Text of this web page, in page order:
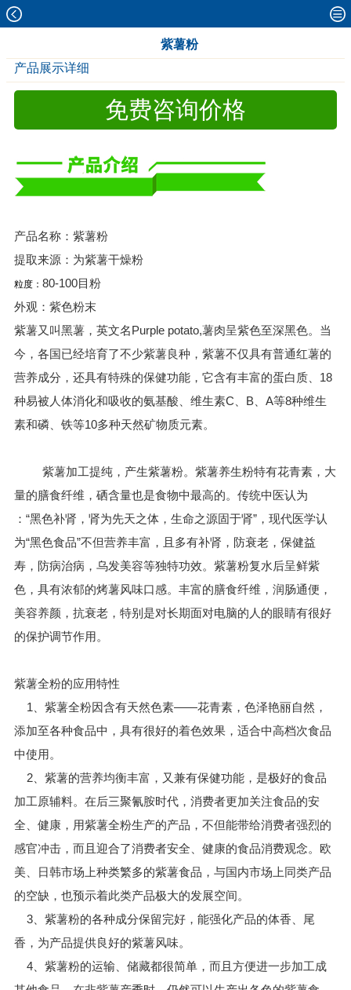
紫薯粉
产品展示详细
免费咨询价格
产品名称：紫薯粉
提取来源：为紫薯干燥粉
粒度： 80-100目粉
外观：紫色粉末
紫薯又叫黑薯，英文名Purple potato,薯肉呈紫色至深黑色。当
今，各国已经培育了不少紫薯良种，紫薯不仅具有普通红薯的
营养成分，还具有特殊的保健功能，它含有丰富的蛋白质、18
种易被人体消化和吸收的氨基酸、维生素C、B、A等8种维生
素和磷、铁等10多种天然矿物质元素。
紫薯加工提纯，产生紫薯粉。紫薯养生粉特有花青素，大
量的膳食纤维，硒含量也是食物中最高的。传统中医认为
：“黑色补肾，肾为先天之体，生命之源固于肾”，现代医学认
为“黑色食品”不但营养丰富，且多有补肾，防衰老，保健益
寿，防病治病，乌发美容等独特功效。紫薯粉复水后呈鲜紫
色，具有浓郁的烤薯风味口感。丰富的膳食纤维，润肠通便，
美容养颜，抗衰老，特别是对长期面对电脑的人的眼睛有很好
的保护调节作用。
紫薯全粉的应用特性
1、紫薯全粉因含有天然色素——花青素，色泽艳丽自然，
添加至各种食品中，具有很好的着色效果，适合中高档次食品
中使用。
2、紫薯的营养均衡丰富，又兼有保健功能，是极好的食品
加工原辅料。在后三聚氰胺时代，消费者更加关注食品的安
全、健康，用紫薯全粉生产的产品，不但能带给消费者强烈的
感官冲击，而且迎合了消费者安全、健康的食品消费观念。欧
美、日韩市场上种类繁多的紫薯食品，与国内市场上同类产品
的空缺，也预示着此类产品极大的发展空间。
3、紫薯粉的各种成分保留完好，能强化产品的体香、尾
香，为产品提供良好的紫薯风味。
4、紫薯粉的运输、储藏都很简单，而且方便进一步加工成